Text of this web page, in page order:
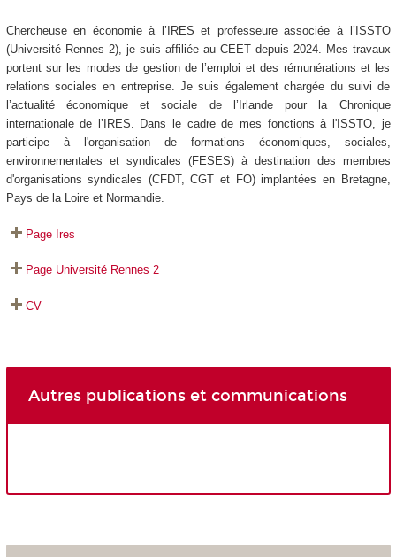
Chercheuse en économie à l’IRES et professeure associée à l’ISSTO
(Université Rennes 2), je suis affiliée au CEET depuis 2024. Mes travaux
portent sur les modes de gestion de l’emploi et des rémunérations et les
relations sociales en entreprise. Je suis également chargée du suivi de
l’actualité économique et sociale de l’Irlande pour la Chronique
internationale de l’IRES. Dans le cadre de mes fonctions à l'ISSTO, je
participe à l'organisation de formations économiques, sociales,
environnementales et syndicales (FESES) à destination des membres
d'organisations syndicales (CFDT, CGT et FO) implantées en Bretagne,
Pays de la Loire et Normandie.
Page Ires
Page Université Rennes 2
CV
Autres publications et communications